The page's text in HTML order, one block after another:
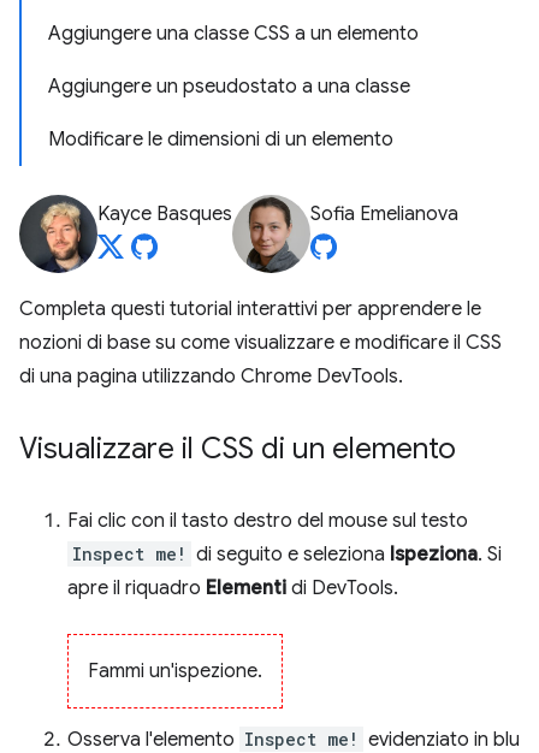
Aggiungere una classe CSS a un elemento
Aggiungere un pseudostato a una classe
Modificare le dimensioni di un elemento
Kayce Basques Sofia Emelianova
Completa questi tutorial interattivi per apprendere le
nozioni di base su come visualizzare e modificare il CSS
di una pagina utilizzando Chrome DevTools.
Visualizzare il CSS di un elemento
Fai clic con il tasto destro del mouse sul testo
Inspect me! di seguito e seleziona Ispeziona. Si
apre il riquadro Elementi di DevTools.
Fammi un'ispezione.
Osserva l'elemento Inspect me! evidenziato in blu